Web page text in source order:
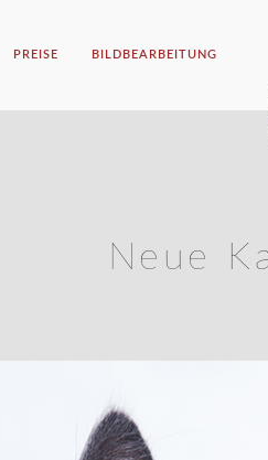
PREISE BILDBEARBEITUNG
Neue